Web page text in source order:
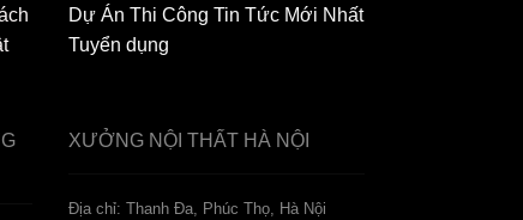
Dự Án Thi Công Tin Tức Mới Nhất
Tuyển dụng
XƯỞNG NỘI THẤT HÀ NỘI
️Địa chỉ: Thanh Đa, Phúc Thọ, Hà Nội